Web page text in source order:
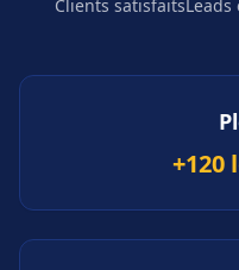
Clients satisfaits
+120